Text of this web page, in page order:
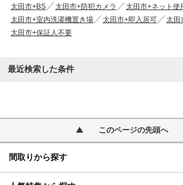
太田市+BS
太田市+防犯カメラ
太田市+ネット使
太田市+室内洗濯機置き場
太田市+即入居可
太田
太田市+保証人不要
最近検索した条件
このページの先頭へ
間取りから探す